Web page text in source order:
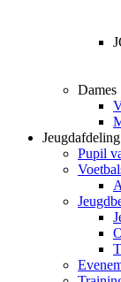
Dames
Jeugdafdeling
Pupil